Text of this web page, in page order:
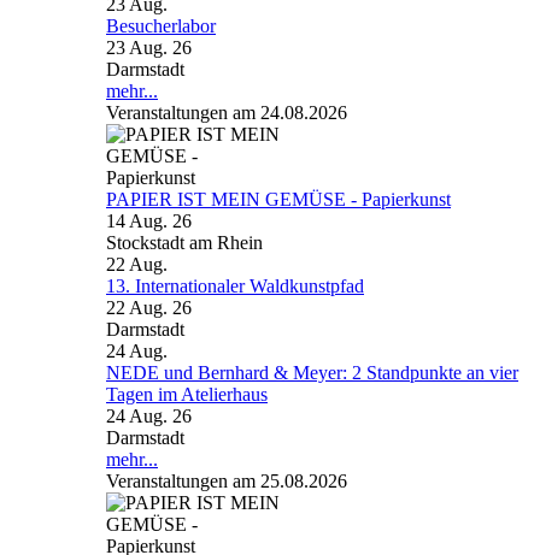
Besucherlabor
23 Aug. 26
Darmstadt
mehr...
Veranstaltungen am 24.08.2026
PAPIER IST MEIN GEMÜSE - Papierkunst
14 Aug. 26
Stockstadt am Rhein
22 Aug.
13. Internationaler Waldkunstpfad
22 Aug. 26
Darmstadt
24 Aug.
NEDE und Bernhard & Meyer: 2 Standpunkte an vier
Tagen im Atelierhaus
24 Aug. 26
Darmstadt
mehr...
Veranstaltungen am 25.08.2026